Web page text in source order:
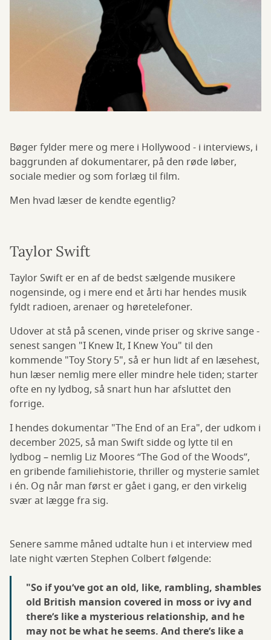
Bøger fylder mere og mere i Hollywood - i interviews, i
baggrunden af dokumentarer, på den røde løber,
sociale medier og som forlæg til film.
Men hvad læser de kendte egentlig?
Taylor Swift
Taylor Swift er en af de bedst sælgende musikere
nogensinde, og i mere end et årti har hendes musik
fyldt radioen, arenaer og høretelefoner.
Udover at stå på scenen, vinde priser og skrive sange -
senest sangen "I Knew It, I Knew You" til den
kommende "Toy Story 5", så er hun lidt af en læsehest,
hun læser nemlig mere eller mindre hele tiden; starter
ofte en ny lydbog, så snart hun har afsluttet den
forrige.
I hendes dokumentar "The End of an Era", der udkom i
december 2025, så man Swift sidde og lytte til en
lydbog – nemlig Liz Moores “The God of the Woods”,
en gribende familiehistorie, thriller og mysterie samlet
i én. Og når man først er gået i gang, er den virkelig
svær at lægge fra sig.
Senere samme måned udtalte hun i et interview med
late night værten Stephen Colbert følgende:
"So if you’ve got an old, like, rambling, shambles
old British mansion covered in moss or ivy and
there’s like a mysterious relationship, and he
may not be what he seems. And there’s like a